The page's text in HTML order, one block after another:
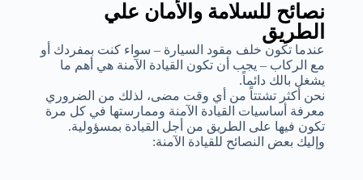
نصائح للسلامة والأمان علي
الطريق
عندما تكون خلف مقود السيارة – سواء كنت بمفردك أو
مع الركاب – يجب أن تكون القيادة الآمنة هي أهم ما
يشغل بالك دائماً.
نحن أكثر تشتتاً من أي وقت مضى، لذلك من الضروري
معرفة أساسيات القيادة الآمنة وممارستها في كل مرة
تكون فيها على الطريق من أجل القيادة بمسؤولية.
وإليك بعض النصائح للقيادة الآمنة: